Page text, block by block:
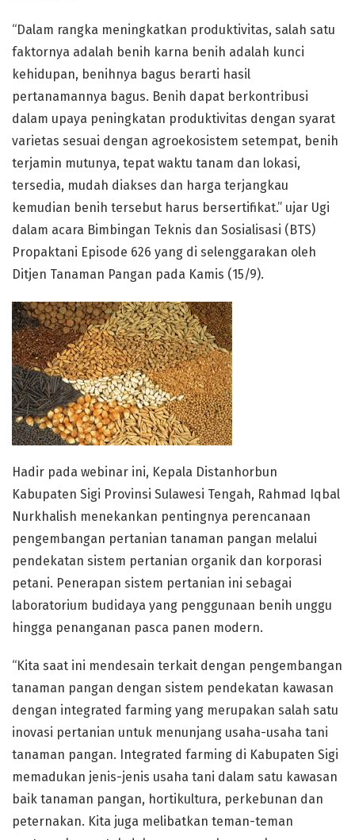
“Dalam rangka meningkatkan produktivitas, salah satu
faktornya adalah benih karna benih adalah kunci
kehidupan, benihnya bagus berarti hasil
pertanamannya bagus. Benih dapat berkontribusi
dalam upaya peningkatan produktivitas dengan syarat
varietas sesuai dengan agroekosistem setempat, benih
terjamin mutunya, tepat waktu tanam dan lokasi,
tersedia, mudah diakses dan harga terjangkau
kemudian benih tersebut harus bersertifikat.” ujar Ugi
dalam acara Bimbingan Teknis dan Sosialisasi (BTS)
Propaktani Episode 626 yang di selenggarakan oleh
Ditjen Tanaman Pangan pada Kamis (15/9).
Hadir pada webinar ini, Kepala Distanhorbun
Kabupaten Sigi Provinsi Sulawesi Tengah, Rahmad Iqbal
Nurkhalish menekankan pentingnya perencanaan
pengembangan pertanian tanaman pangan melalui
pendekatan sistem pertanian organik dan korporasi
petani. Penerapan sistem pertanian ini sebagai
laboratorium budidaya yang penggunaan benih unggu
hingga penanganan pasca panen modern.
“Kita saat ini mendesain terkait dengan pengembangan
tanaman pangan dengan sistem pendekatan kawasan
dengan integrated farming yang merupakan salah satu
inovasi pertanian untuk menunjang usaha-usaha tani
tanaman pangan. Integrated farming di Kabupaten Sigi
memadukan jenis-jenis usaha tani dalam satu kawasan
baik tanaman pangan, hortikultura, perkebunan dan
peternakan. Kita juga melibatkan teman-teman